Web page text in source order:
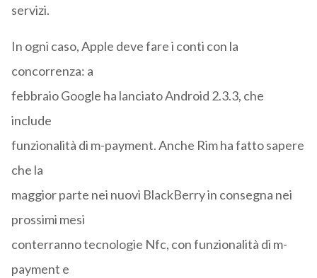
servizi.
In ogni caso, Apple deve fare i conti con la
concorrenza: a
febbraio Google ha lanciato Android 2.3.3, che
include
funzionalità di m-payment. Anche Rim ha fatto sapere
che la
maggior parte nei nuovi BlackBerry in consegna nei
prossimi mesi
conterranno tecnologie Nfc, con funzionalità di m-
payment e